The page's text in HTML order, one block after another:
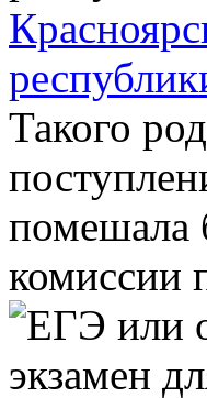
Такого
помешала
комиссии